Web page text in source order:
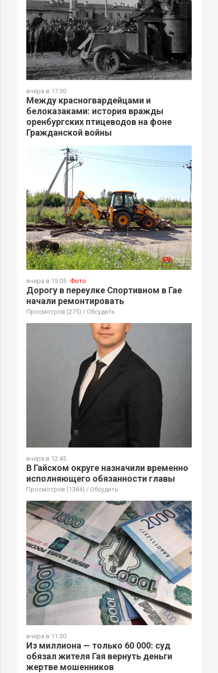
вчера в 17:30
Между красногвардейцами и
белоказаками: история вражды
оренбургских птицеводов на фоне
Гражданской войны
вчера в 15:05 Фото
Дорогу в переулке Спортивном в Гае
начали ремонтировать
Просмотров (275) / Обсудить
вчера в 12:45
В Гайском округе назначили временно
исполняющего обязанности главы
Просмотров (1384) / Обсудить
вчера в 11:30
Из миллиона — только 60 000: суд
обязал жителя Гая вернуть деньги
жертве мошенников